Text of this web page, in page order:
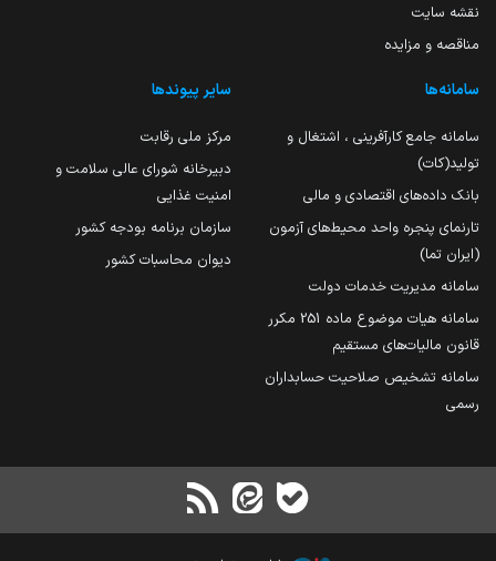
نقشه سایت
مناقصه و مزایده
سامانه‌ها
سامانه جامع کارآفرینی ، اشتغال و
تولید(کات)
بانک داده‌های اقتصادی و مالی
تارنمای پنجره واحد محیط‌های آزمون
(ایران تما)
سامانه مدیریت خدمات دولت
سامانه هیات موضوع ماده 251 مکرر
قانون مالیات‌های مستقیم
سامانه تشخیص صلاحیت حسابداران
رسمی
سایر پیوندها
مرکز ملی رقابت
دبیرخانه شورای عالی سلامت و
امنیت غذایی
سازمان برنامه بودجه کشور
دیوان محاسبات کشور